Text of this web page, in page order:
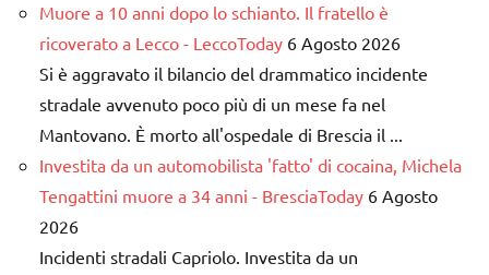
Muore a 10 anni dopo lo schianto. Il fratello è
ricoverato a Lecco - LeccoToday 6 Agosto 2026
Si è aggravato il bilancio del drammatico incidente
stradale avvenuto poco più di un mese fa nel
Mantovano. È morto all'ospedale di Brescia il ...
Investita da un automobilista 'fatto' di cocaina, Michela
Tengattini muore a 34 anni - BresciaToday 6 Agosto
2026
Incidenti stradali Capriolo. Investita da un